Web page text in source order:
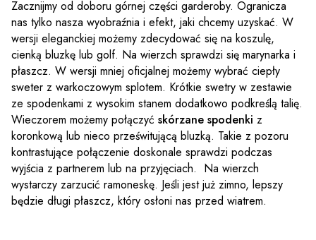
Zacznijmy od doboru górnej części garderoby. Ogranicza
nas tylko nasza wyobraźnia i efekt, jaki chcemy uzyskać. W
wersji eleganckiej możemy zdecydować się na koszulę,
cienką bluzkę lub golf. Na wierzch sprawdzi się marynarka i
płaszcz. W wersji mniej oficjalnej możemy wybrać ciepły
sweter z warkoczowym splotem. Krótkie swetry w zestawie
ze spodenkami z wysokim stanem dodatkowo podkreślą talię.
Wieczorem możemy połączyć skórzane spodenki z
koronkową lub nieco prześwitującą bluzką. Takie z pozoru
kontrastujące połączenie doskonale sprawdzi podczas
wyjścia z partnerem lub na przyjęciach. Na wierzch
wystarczy zarzucić ramoneskę. Jeśli jest już zimno, lepszy
będzie długi płaszcz, który osłoni nas przed wiatrem.